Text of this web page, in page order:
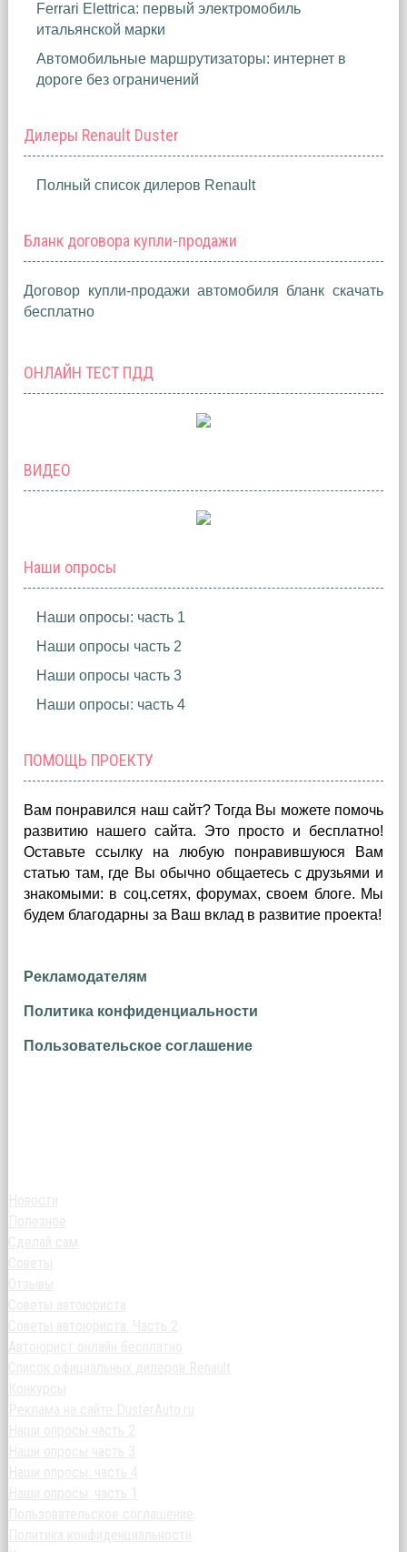
Ferrari Elettrica: первый электромобиль
итальянской марки
Автомобильные маршрутизаторы: интернет в
дороге без ограничений
Дилеры Renault Duster
Полный список дилеров Renault
Бланк договора купли-продажи
Договор купли-продажи автомобиля бланк скачать
бесплатно
ОНЛАЙН ТЕСТ ПДД
ВИДЕО
Наши опросы
Наши опросы: часть 1
Наши опросы часть 2
Наши опросы часть 3
Наши опросы: часть 4
ПОМОЩЬ ПРОЕКТУ
Вам понравился наш сайт? Тогда Вы можете помочь
развитию нашего сайта. Это просто и бесплатно!
Оставьте ссылку на любую понравившуюся Вам
статью там, где Вы обычно общаетесь с друзьями и
знакомыми: в соц.сетях, форумах, своем блоге. Мы
будем благодарны за Ваш вклад в развитие проекта!
Рекламодателям
Политика конфиденциальности
Пользовательское соглашение